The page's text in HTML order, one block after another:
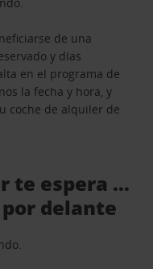
de una
y días
en el programa de
la fecha y hora, y
coche de alquiler de
te espera …
delante